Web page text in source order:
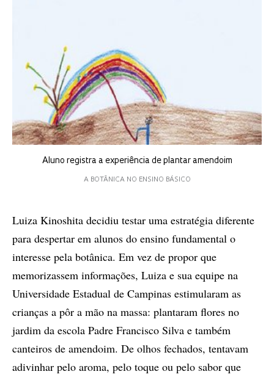
Aluno registra a experiência de plantar amendoim
A BOTÂNICA NO ENSINO BÁSICO
Luiza Kinoshita decidiu testar uma estratégia diferente
para despertar em alunos do ensino fundamental o
interesse pela botânica. Em vez de propor que
memorizassem informações, Luiza e sua equipe na
Universidade Estadual de Campinas estimularam as
crianças a pôr a mão na massa: plantaram flores no
jardim da escola Padre Francisco Silva e também
canteiros de amendoim. De olhos fechados, tentavam
adivinhar pelo aroma, pelo toque ou pelo sabor que